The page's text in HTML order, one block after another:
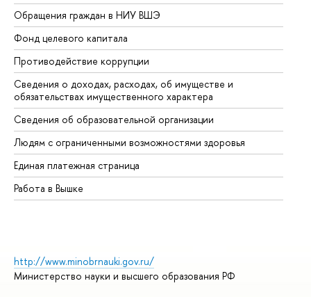
Обращения граждан в НИУ ВШЭ
Фонд целевого капитала
Противодействие коррупции
Сведения о доходах, расходах, об имуществе и
обязательствах имущественного характера
Сведения об образовательной организации
Людям с ограниченными возможностями здоровья
Единая платежная страница
Работа в Вышке
http://www.minobrnauki.gov.ru/
Министерство науки и высшего образования РФ